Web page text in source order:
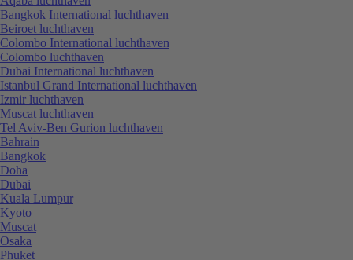
Bangkok International luchthaven
Beiroet luchthaven
Colombo International luchthaven
Colombo luchthaven
Dubai International luchthaven
Istanbul Grand International luchthaven
Izmir luchthaven
Muscat luchthaven
Tel Aviv-Ben Gurion luchthaven
Bahrain
Bangkok
Doha
Dubai
Kuala Lumpur
Kyoto
Muscat
Osaka
Phuket